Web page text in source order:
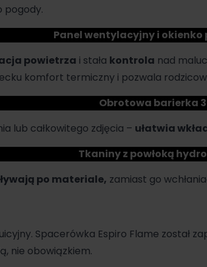
pogody.
Panel wentylacyjny i
powietrza i stała kontrola nad
komfort termiczny i pozwala
Obrotowa barierka
lub całkowitego zdjęcia – ułatwia
Tkaniny z powłoką
po materiale, zamiast go
Spacerówka Espiro Flame został
nie obowiązkiem.